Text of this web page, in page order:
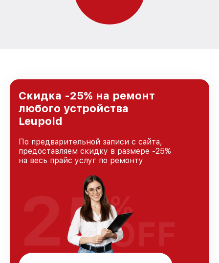
Скидка -25% на ремонт
любого устройства
Leupold
По предварительной записи с сайта,
предоставляем скидку в размере -25%
на весь прайс услуг по ремонту
25%
OFF